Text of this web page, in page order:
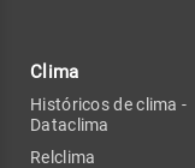
Clima
Históricos de clima -
Dataclima
Relclima